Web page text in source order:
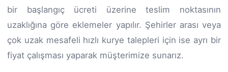
bir başlangıç ücreti üzerine teslim noktasının
uzaklığına göre eklemeler yapılır. Şehirler arası veya
çok uzak mesafeli hızlı kurye talepleri için ise ayrı bir
fiyat çalışması yaparak müşterimize sunarız.